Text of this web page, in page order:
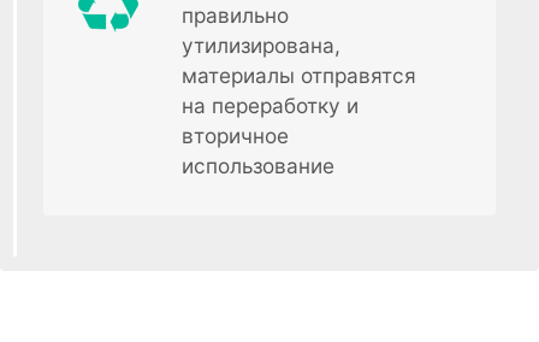
правильно
утилизирована,
материалы отправятся
на переработку и
вторичное
использование